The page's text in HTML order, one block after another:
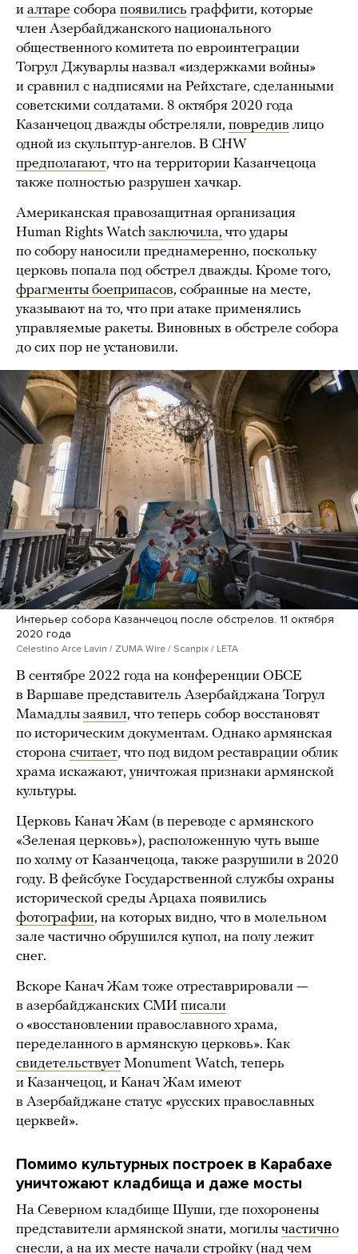
и алтаре собора появились граффити, которые
член Азербайджанского национального
общественного комитета по евроинтеграции
Тогрул Джуварлы назвал «издержками войны»
и сравнил с надписями на Рейхстаге, сделанными
советскими солдатами. 8 октября 2020 года
Казанчецоц дважды обстреляли, повредив лицо
одной из скульптур-ангелов. В CHW
предполагают, что на территории Казанчецоца
также полностью разрушен хачкар.
Американская правозащитная организация
Human Rights Watch заключила, что удары
по собору наносили преднамеренно, поскольку
церковь попала под обстрел дважды. Кроме того,
фрагменты боеприпасов, собранные на месте,
указывают на то, что при атаке применялись
управляемые ракеты. Виновных в обстреле собора
до сих пор не установили.
Интерьер собора Казанчецоц после обстрелов. 11 октября
2020 года
Celestino Arce Lavin / ZUMA Wire / Scanpix / LETA
В сентябре 2022 года на конференции ОБСЕ
в Варшаве представитель Азербайджана Тогрул
Мамадлы заявил, что теперь собор восстановят
по историческим документам. Однако армянская
сторона считает, что под видом реставрации облик
храма искажают, уничтожая признаки армянской
культуры.
Церковь Канач Жам (в переводе с армянского
«Зеленая церковь»), расположенную чуть выше
по холму от Казанчецоца, также разрушили в 2020
году. В фейсбуке Государственной службы охраны
исторической среды Арцаха появились
фотографии, на которых видно, что в молельном
зале частично обрушился купол, на полу лежит
снег.
Вскоре Канач Жам тоже отреставрировали —
в азербайджанских СМИ писали
о «восстановлении православного храма,
переделанного в армянскую церковь». Как
свидетельствует Monument Watch, теперь
и Казанчецоц, и Канач Жам имеют
в Азербайджане статус «русских православных
церквей».
Помимо культурных построек в Карабахе
уничтожают кладбища и даже мосты
На Северном кладбище Шуши, где похоронены
представители армянской знати, могилы частично
снесли, а на их месте начали стройку (над чем